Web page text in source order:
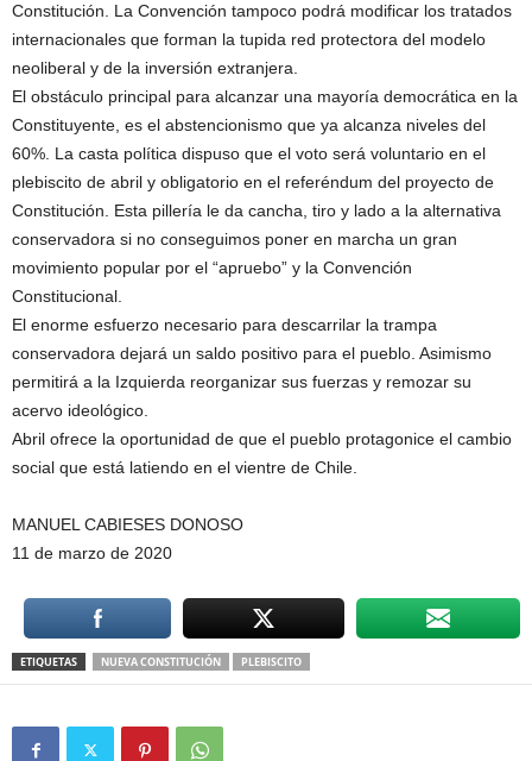
Constitución. La Convención tampoco podrá modificar los tratados
internacionales que forman la tupida red protectora del modelo
neoliberal y de la inversión extranjera.
El obstáculo principal para alcanzar una mayoría democrática en la
Constituyente, es el abstencionismo que ya alcanza niveles del
60%. La casta política dispuso que el voto será voluntario en el
plebiscito de abril y obligatorio en el referéndum del proyecto de
Constitución. Esta pillería le da cancha, tiro y lado a la alternativa
conservadora si no conseguimos poner en marcha un gran
movimiento popular por el “apruebo” y la Convención
Constitucional.
El enorme esfuerzo necesario para descarrilar la trampa
conservadora dejará un saldo positivo para el pueblo. Asimismo
permitirá a la Izquierda reorganizar sus fuerzas y remozar su
acervo ideológico.
Abril ofrece la oportunidad de que el pueblo protagonice el cambio
social que está latiendo en el vientre de Chile.
MANUEL CABIESES DONOSO
11 de marzo de 2020
ETIQUETAS NUEVA CONSTITUCIÓN PLEBISCITO